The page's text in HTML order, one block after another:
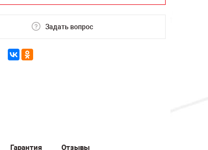
Задать вопрос
Гарантия Отзывы